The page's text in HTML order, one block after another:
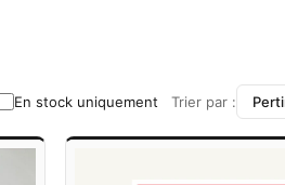
En stock uniquement Trier par :